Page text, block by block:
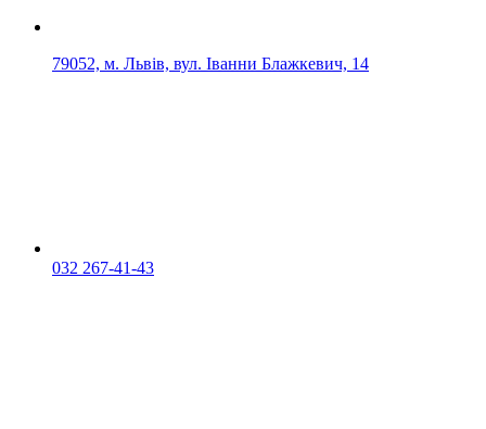
79052, м. Львів, вул. Іванни Блажкевич, 14
032 267-41-43